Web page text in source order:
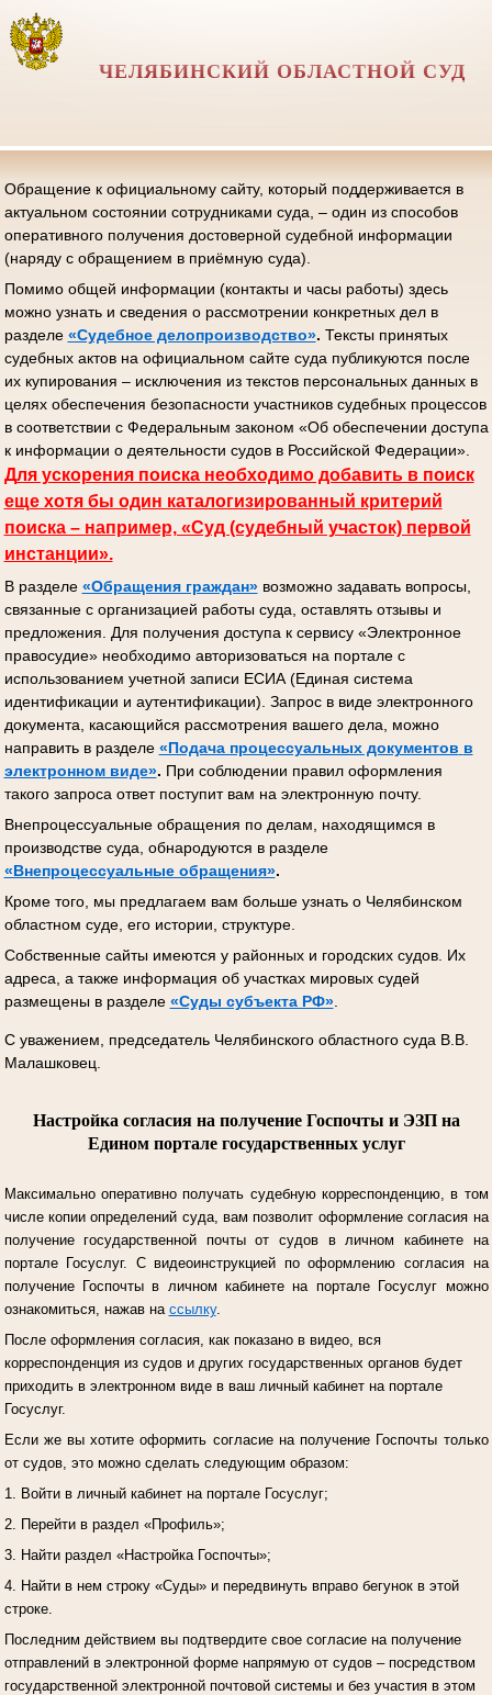
ЧЕЛЯБИНСКИЙ ОБЛАСТНОЙ СУД
Обращение к официальному сайту, который поддерживается в
актуальном состоянии сотрудниками суда, – один из способов
оперативного получения достоверной судебной информации
(наряду с обращением в приёмную суда).
Помимо общей информации (контакты и часы работы) здесь
можно узнать и сведения о рассмотрении конкретных дел в
разделе «Судебное делопроизводство». Тексты принятых
судебных актов на официальном сайте суда публикуются после
их купирования – исключения из текстов персональных данных в
целях обеспечения безопасности участников судебных процессов
в соответствии с Федеральным законом «Об обеспечении доступа
к информации о деятельности судов в Российской Федерации».
Для ускорения поиска необходимо добавить в поиск
еще хотя бы один каталогизированный критерий
поиска – например, «Суд (судебный участок) первой
инстанции».
В разделе «Обращения граждан»возможно задавать вопросы,
связанные с организацией работы суда, оставлять отзывы и
предложения. Для получения доступа к сервису «Электронное
правосудие» необходимо авторизоваться на портале с
использованием учетной записи ЕСИА (Единая система
идентификации и аутентификации). Запрос в виде электронного
документа, касающийся рассмотрения вашего дела, можно
направить в разделе «Подача процессуальных документов в
электронном виде». При соблюдении правил оформления
такого запроса ответ поступит вам на электронную почту.
Внепроцессуальные обращения по делам, находящимся в
производстве суда, обнародуются в разделе
«Внепроцессуальные обращения».
Кроме того, мы предлагаем вам больше узнать о Челябинском
областном суде, его истории, структуре.
Собственные сайты имеются у районных и городских судов. Их
адреса, а также информация об участках мировых судей
размещены в разделе «Суды субъекта РФ».
С уважением, председатель Челябинского областного суда В.В.
Малашковец.
Настройка согласия на получение Госпочты и ЭЗП на
Едином портале государственных услуг
Максимально оперативно получать судебную корреспонденцию, в том
числе копии определений суда, вам позволит оформление согласия на
получение государственной почты от судов в личном кабинете на
портале Госуслуг. С видеоинструкцией по оформлению согласия на
получение Госпочты в личном кабинете на портале Госуслуг можно
ознакомиться, нажав на ссылку.
После оформления согласия, как показано в видео, вся
корреспонденция из судов и других государственных органов будет
приходить в электронном виде в ваш личный кабинет на портале
Госуслуг.
Если же вы хотите оформить согласие на получение Госпочты только
от судов, это можно сделать следующим образом:
1. Войти в личный кабинет на портале Госуслуг;
2. Перейти в раздел «Профиль»;
3. Найти раздел «Настройка Госпочты»;
4. Найти в нем строку «Суды» и передвинуть вправо бегунок в этой
строке.
Последним действием вы подтвердите свое согласие на получение
отправлений в электронной форме напрямую от судов – посредством
государственной электронной почтовой системы и без участия в этом